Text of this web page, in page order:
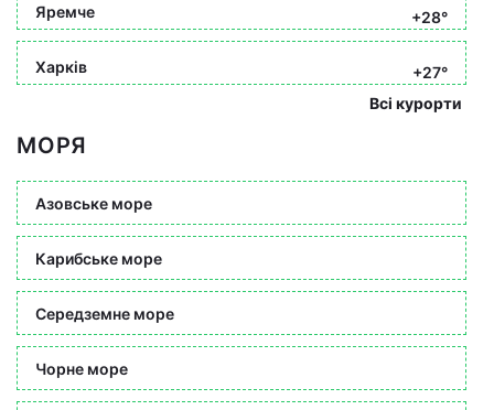
Яремче +28°
Харків
+27°
Всі курорти
МОРЯ
Азовське море
Карибське море
Середземне море
Чорне море